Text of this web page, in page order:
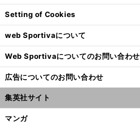
Setting of Cookies
web Sportivaについて
Web Sportivaについてのお問い合わせ
広告についてのお問い合わせ
集英社サイト
マンガ